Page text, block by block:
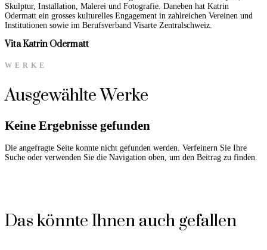
Skulptur, Installation, Malerei und Fotografie. Daneben hat Katrin
Odermatt ein grosses kulturelles Engagement in zahlreichen Vereinen und
Institutionen sowie im Berufsverband Visarte Zentralschweiz.
Vita Katrin Odermatt
WERKE
Ausgewählte Werke
Keine Ergebnisse gefunden
Die angefragte Seite konnte nicht gefunden werden. Verfeinern Sie Ihre
Suche oder verwenden Sie die Navigation oben, um den Beitrag zu finden.
Das könnte Ihnen auch gefallen